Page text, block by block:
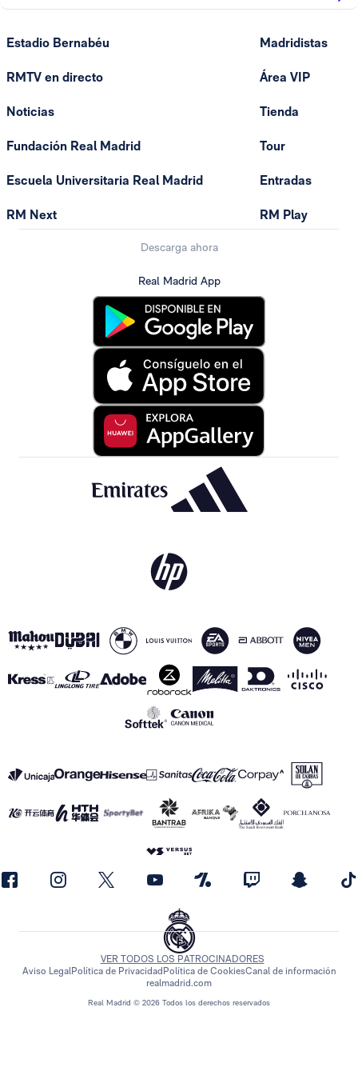
Estadio Bernabéu
RMTV en directo
Noticias
Fundación Real Madrid
Escuela Universitaria Real Madrid
RM Next
Madridistas
Área VIP
Tienda
Tour
Entradas
RM Play
Descarga ahora
Real Madrid App
Real Madrid © 2026 Todos los derechos reservados
VER TODOS LOS PATROCINADORES
Aviso LegalPolítica de Privacidad Política de CookiesCanal de información
realmadrid.com